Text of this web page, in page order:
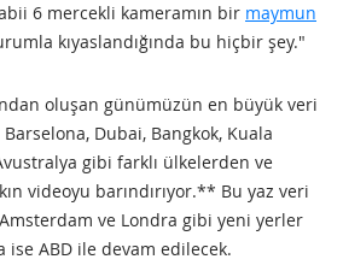
6 mercekli kameramın bir maymun
kıyaslandığında bu hiçbir şey."
oluşan günümüzün en büyük veri
Dubai, Bangkok, Kuala
gibi farklı ülkelerden ve
videoyu barındırıyor.** Bu yaz veri
ve Londra gibi yeni yerler
ise ABD ile devam edilecek.